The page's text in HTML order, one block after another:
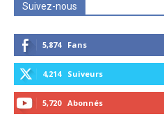
Suivez-nous
5,874 Fans
4,214 Suiveurs
5,720 Abonnés